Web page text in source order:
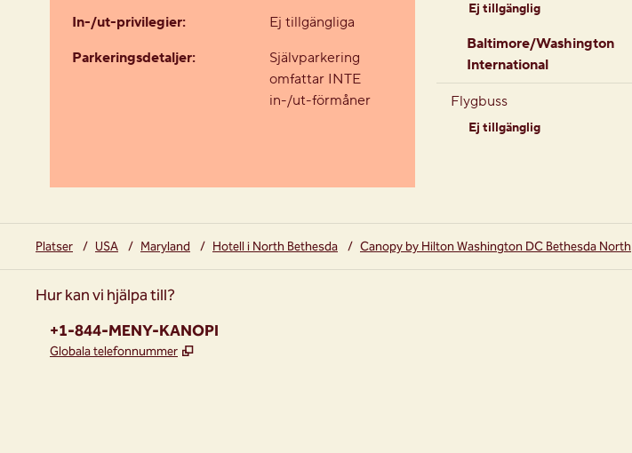
In-/ut-privilegier:
Ej tillgängliga
Parkeringsdetaljer:
Självparkering
omfattar INTE
in-/ut-förmåner
Ej tillgänglig
Baltimore/Washington
International
Flygbuss
Ej tillgänglig
Platser / USA / Maryland / Hotell i North Bethesda / Canopy by Hilton Washington DC Bethesda North
Hur kan vi hjälpa till?
Telefon:
+1-844-MENY-KANOPI
Globala telefonnummer ,